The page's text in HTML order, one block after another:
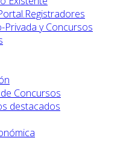
y Concursos
Concursos
destacados